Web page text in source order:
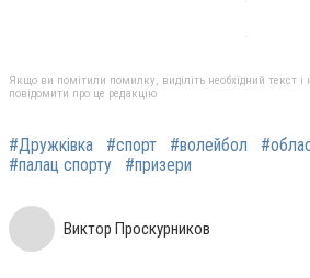
Якщо ви помітили помилку, виділіть необхідний текст і
повідомити про це редакцію
#Дружківка #спорт #волейбол
#палац спорту
#призери
Виктор Проскурников